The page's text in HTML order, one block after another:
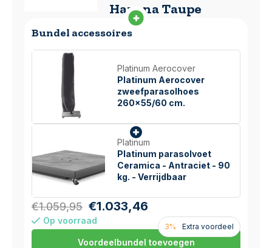
Havana Taupe
Bundel accessoires
Platinum Aerocover
Platinum Aerocover
zweefparasolhoes
260x55/60 cm.
Platinum
Platinum parasolvoet
Ceramica - Antraciet - 90
kg. - Verrijdbaar
€1.059,95 €1.033,46
Op voorraad
3% Extra voordeel
Voordeelbundel toevoegen